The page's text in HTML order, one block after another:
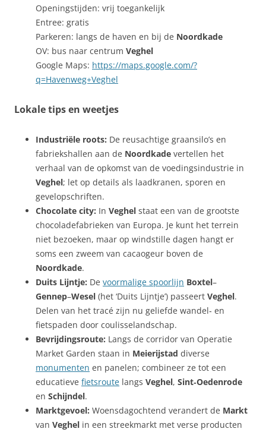
Openingstijden: vrij toegankelijk
Entree: gratis
Parkeren: langs de haven en bij de Noordkade
OV: bus naar centrum Veghel
Google Maps: https://maps.google.com/?
q=Havenweg+Veghel
Lokale tips en weetjes
Industriële roots: De reusachtige graansilo’s en
fabriekshallen aan de Noordkade vertellen het
verhaal van de opkomst van de voedingsindustrie in
Veghel; let op details als laadkranen, sporen en
gevelopschriften.
Chocolate city: In Veghel staat een van de grootste
chocoladefabrieken van Europa. Je kunt het terrein
niet bezoeken, maar op windstille dagen hangt er
soms een zweem van cacaogeur boven de
Noordkade.
Duits Lijntje: De voormalige spoorlijn Boxtel–
Gennep–Wesel (het ‘Duits Lijntje’) passeert Veghel.
Delen van het tracé zijn nu geliefde wandel‑ en
fietspaden door coulisselandschap.
Bevrijdingsroute: Langs de corridor van Operatie
Market Garden staan in Meierijstad diverse
monumenten en panelen; combineer ze tot een
educatieve fietsroute langs Veghel, Sint‑Oedenrode
en Schijndel.
Marktgevoel: Woensdagochtend verandert de Markt
van Veghel in een streekmarkt met verse producten